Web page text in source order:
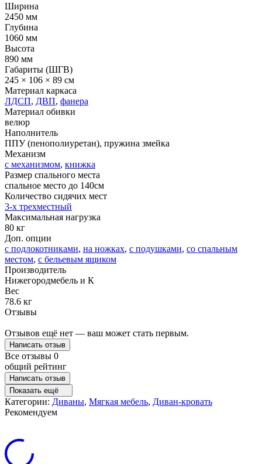
Ширина
2450 мм
Глубина
1060 мм
Высота
890 мм
Габариты (ШГВ)
245 × 106 × 89 см
Материал каркаса
ЛДСП, ДВП, фанера
Материал обивки
велюр
Наполнитель
ППУ (пенополиуретан), пружина змейка
Механизм
с механизмом, книжка
Размер спального места
спальное место до 140см
Количество сидячих мест
3-x трехместный
Максимальная нагрузка
80 кг
Доп. опции
с подлокотниками, на ножках, с подушками, со спальным
местом, с бельевым ящиком
Производитель
Нижегородмебель и К
Вес
78.6 кг
Отзывы
Отзывов ещё нет — ваш может стать первым.
Написать отзыв
Все отзывы 0
общий рейтинг
Написать отзыв
Показать ещё
Категории: Диваны, Мягкая мебель, Диван-кровать
Рекомендуем